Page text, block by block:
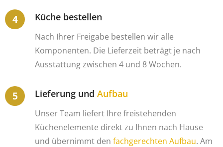
Küche bestellen
Nach Ihrer Freigabe bestellen wir alle
Komponenten. Die Lieferzeit beträgt je nach
Ausstattung zwischen 4 und 8 Wochen.
Lieferung und Aufbau
Unser Team liefert Ihre freistehenden
Küchenelemente direkt zu Ihnen nach Hause
und übernimmt den fachgerechten Aufbau. Am